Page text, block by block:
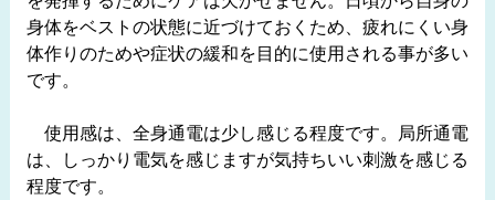
身体をベストの状態に近づけておくため、疲れにくい身
体作りのためや症状の緩和を目的に使用される事が多い
です。
使用感は、全身通電は少し感じる程度です。局所通電
は、しっかり電気を感じますが気持ちいい刺激を感じる
程度です。